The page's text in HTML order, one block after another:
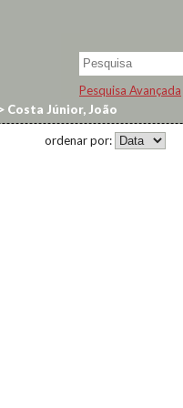
Pesquisa Avançada
> Costa Júnior, João
ordenar por: